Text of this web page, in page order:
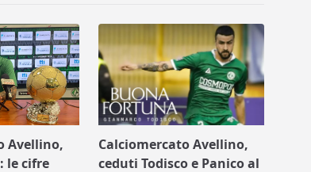
Avellino,
le cifre
Calciomercato Avellino,
ceduti Todisco e Panico al